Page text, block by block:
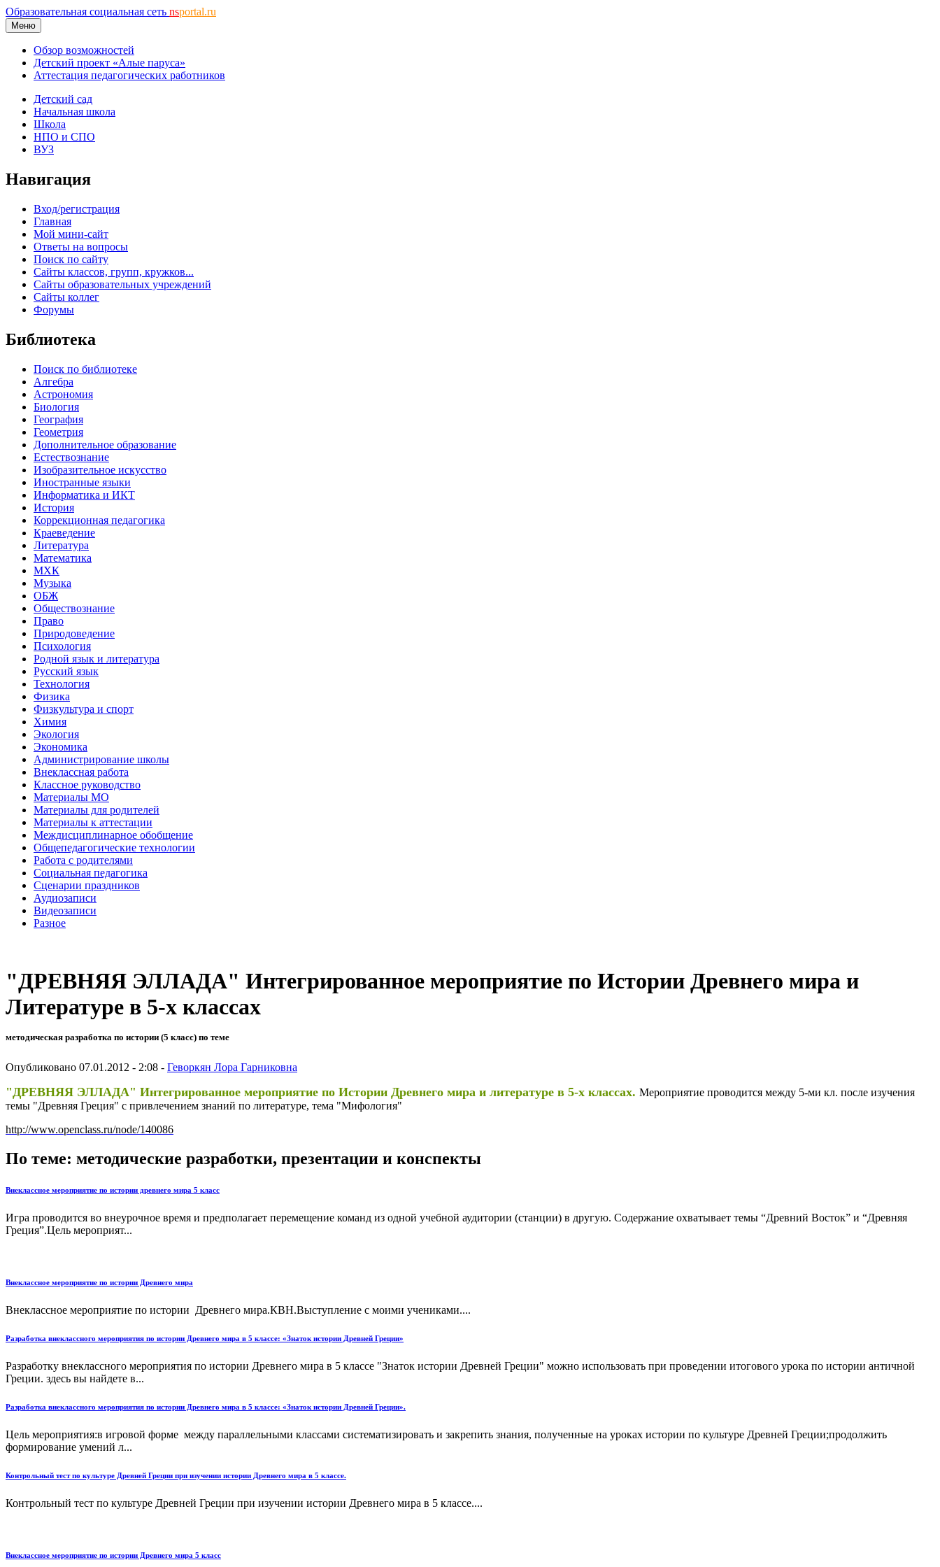
Образовательная социальная сеть nsportal.ru
Меню
Обзор возможностей
Детский проект «Алые паруса»
Аттестация педагогических работников
Детский сад
Начальная школа
Школа
НПО и СПО
ВУЗ
Навигация
Вход/регистрация
Главная
Мой мини-сайт
Ответы на вопросы
Поиск по сайту
Сайты классов, групп, кружков...
Сайты образовательных учреждений
Сайты коллег
Форумы
Библиотека
Поиск по библиотеке
Алгебра
Астрономия
Биология
География
Геометрия
Дополнительное образование
Естествознание
Изобразительное искусство
Иностранные языки
Информатика и ИКТ
История
Коррекционная педагогика
Краеведение
Литература
Математика
МХК
Музыка
ОБЖ
Обществознание
Право
Природоведение
Психология
Родной язык и литература
Русский язык
Технология
Физика
Физкультура и спорт
Химия
Экология
Экономика
Администрирование школы
Внеклассная работа
Классное руководство
Материалы МО
Материалы для родителей
Материалы к аттестации
Междисциплинарное обобщение
Общепедагогические технологии
Работа с родителями
Социальная педагогика
Сценарии праздников
Аудиозаписи
Видеозаписи
Разное
"ДРЕВНЯЯ ЭЛЛАДА" Интегрированное мероприятие по Истории Древнего мира и
Литературе в 5-х классах
методическая разработка по истории (5 класс) по теме
Опубликовано 07.01.2012 - 2:08 - Геворкян Лора Гарниковна
"ДРЕВНЯЯ ЭЛЛАДА" Интегрированное мероприятие по Истории Древнего мира и литературе в 5-х классах. Мероприятие проводится между 5-ми кл. после изучения
темы "Древняя Греция" с привлечением знаний по литературе, тема "Мифология"
http://www.openclass.ru/node/140086
По теме: методические разработки, презентации и конспекты
Внеклассное мероприятие по истории древнего мира 5 класс
Игра проводится во внеурочное время и предполагает перемещение команд из одной учебной аудитории (станции) в другую. Содержание охватывает темы “Древний Восток” и “Древняя
Греция”.Цель мероприят...
Внеклассное мероприятие по истории Древнего мира
Внеклассное мероприятие по истории Древнего мира.КВН.Выступление с моими учениками....
Разработка внеклассного мероприятия по истории Древнего мира в 5 классе: «Знаток истории Древней Греции»
Разработку внеклассного мероприятия по истории Древнего мира в 5 классе "Знаток истории Древней Греции" можно использовать при проведении итогового урока по истории античной
Греции. здесь вы найдете в...
Разработка внеклассного мероприятия по истории Древнего мира в 5 классе: «Знаток истории Древней Греции».
Цель мероприятия:в игровой форме между параллельными классами систематизировать и закрепить знания, полученные на уроках истории по культуре Древней Греции;продолжить
формирование умений л...
Контрольный тест по культуре Древней Греции при изучении истории Древнего мира в 5 классе.
Контрольный тест по культуре Древней Греции при изучении истории Древнего мира в 5 классе....
Внеклассное мероприятие по истории Древнего мира 5 класс